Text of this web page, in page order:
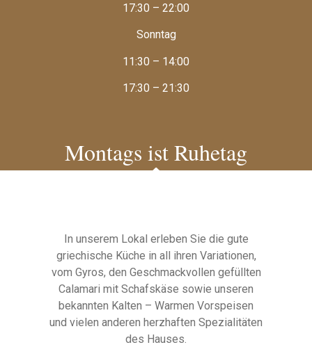
17:30 – 22:00
Sonntag
11:30 – 14:00
17:30 – 21:30
Montags ist Ruhetag
In unserem Lokal erleben Sie die gute
griechische Küche in all ihren Variationen,
vom Gyros, den Geschmackvollen gefüllten
Calamari mit Schafskäse sowie unseren
bekannten Kalten – Warmen Vorspeisen
und vielen anderen herzhaften Spezialitäten
des Hauses.